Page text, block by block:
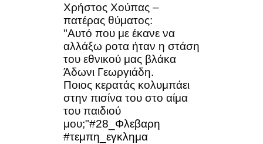
Χρήστος Χούπας –
πατέρας θύματος:
"Αυτό που με έκανε να
αλλάξω ροτα ήταν η στάση
του εθνικού μας βλάκα
Άδωνι Γεωργιάδη.
Ποιος κερατάς κολυμπάει
στην πισίνα του στο αίμα
του παιδιού
μου;"#28_Φλεβαρη
#τεμπη_εγκλημα